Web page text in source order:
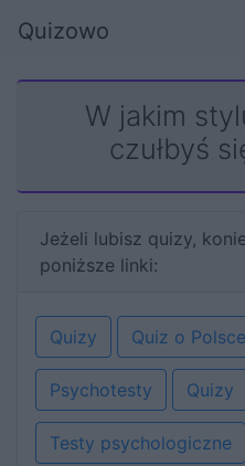
Quizowo
W jakim
czułbyś
Jeżeli lubisz quizy,
poniższe linki:
Quizy Quiz o Polsce
Psychotesty Quizy
Testy psychologiczne